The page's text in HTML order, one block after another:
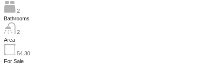
2
Bathrooms
2
Area
54.30
For Sale